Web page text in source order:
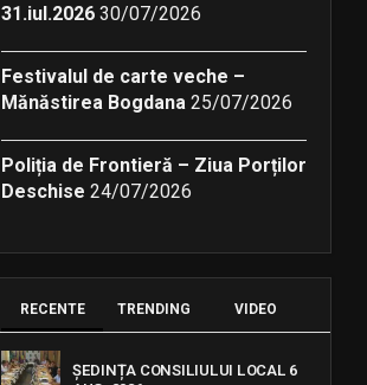
31.iul.2026 30/07/2026
Festivalul de carte veche –
Mănăstirea Bogdana 25/07/2026
Poliția de Frontieră – Ziua Porților
Deschise 24/07/2026
RECENTE TRENDING VIDEO
ȘEDINȚA CONSILIULUI LOCAL 6